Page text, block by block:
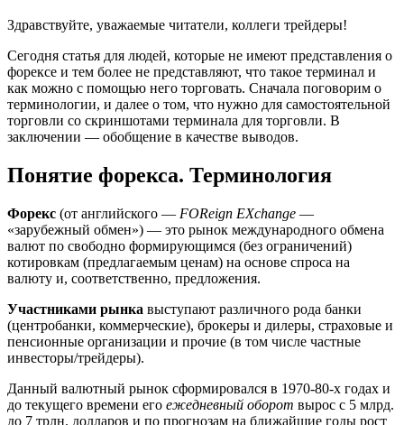
Здравствуйте, уважаемые читатели, коллеги трейдеры!
Сегодня статья для людей, которые не имеют представления о
форексе и тем более не представляют, что такое терминал и
как можно с помощью него торговать. Сначала поговорим о
терминологии, и далее о том, что нужно для самостоятельной
торговли со скриншотами терминала для торговли. В
заключении — обобщение в качестве выводов.
Понятие форекса. Терминология
Форекс (от английского — FOReign EXchange —
«зарубежный обмен») — это рынок международного обмена
валют по свободно формирующимся (без ограничений)
котировкам (предлагаемым ценам) на основе спроса на
валюту и, соответственно, предложения.
Участниками рынка выступают различного рода банки
(центробанки, коммерческие), брокеры и дилеры, страховые и
пенсионные организации и прочие (в том числе частные
инвесторы/трейдеры).
Данный валютный рынок сформировался в 1970-80-х годах и
до текущего времени его ежедневный оборот вырос с 5 млрд.
до 7 трлн. долларов и по прогнозам на ближайшие годы рост